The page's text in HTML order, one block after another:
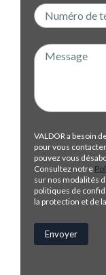
VALDOR a besoin
pour vous
pouvez vous
Consultez notre
sur nos modalités
politiques de
la protection et de